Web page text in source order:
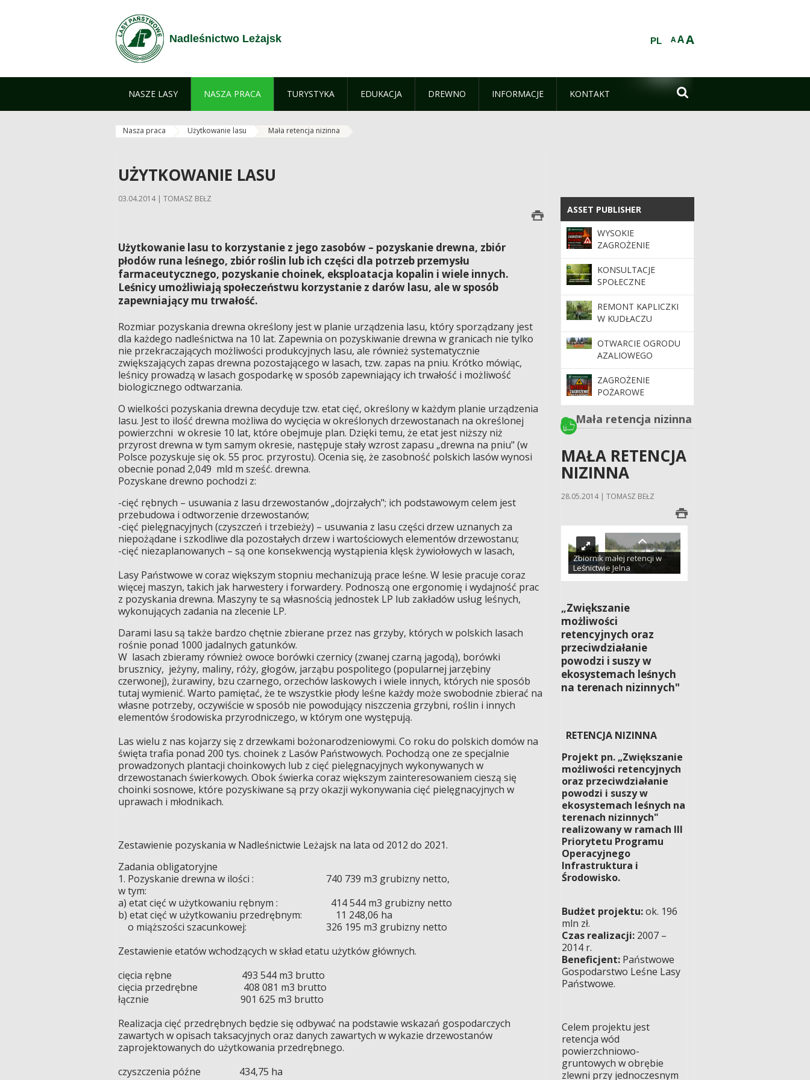
Nadleśnictwo Leżajsk AAA
PL
NASZE LASY NASZA PRACA TURYSTYKA EDUKACJA DREWNO INFORMACJE KONTAKT 
Nasza praca Użytkowanie lasu Mała retencja nizinna
UŻYTKOWANIE LASU
03.04.2014 | TOMASZ BEŁZ
Użytkowanie lasu to korzystanie z jego zasobów – pozyskanie drewna, zbiór
płodów runa leśnego, zbiór roślin lub ich części dla potrzeb przemysłu
farmaceutycznego, pozyskanie choinek, eksploatacja kopalin i wiele innych.
Leśnicy umożliwiają społeczeństwu korzystanie z darów lasu, ale w sposób
zapewniający mu trwałość.
Rozmiar pozyskania drewna określony jest w planie urządzenia lasu, który sporządzany jest
dla każdego nadleśnictwa na 10 lat. Zapewnia on pozyskiwanie drewna w granicach nie tylko
nie przekraczających możliwości produkcyjnych lasu, ale również systematycznie
zwiększających zapas drewna pozostającego w lasach, tzw. zapas na pniu. Krótko mówiąc,
leśnicy prowadzą w lasach gospodarkę w sposób zapewniający ich trwałość i możliwość
biologicznego odtwarzania.
O wielkości pozyskania drewna decyduje tzw. etat cięć, określony w każdym planie urządzenia
lasu. Jest to ilość drewna możliwa do wycięcia w określonych drzewostanach na określonej
powierzchni w okresie 10 lat, które obejmuje plan. Dzięki temu, że etat jest niższy niż
przyrost drewna w tym samym okresie, następuje stały wzrost zapasu „drewna na pniu" (w
Polsce pozyskuje się ok. 55 proc. przyrostu). Ocenia się, że zasobność polskich lasów wynosi
obecnie ponad 2,049 mld m sześć. drewna.
Pozyskane drewno pochodzi z:
-cięć rębnych – usuwania z lasu drzewostanów „dojrzałych"; ich podstawowym celem jest
przebudowa i odtworzenie drzewostanów;
-cięć pielęgnacyjnych (czyszczeń i trzebieży) – usuwania z lasu części drzew uznanych za
niepożądane i szkodliwe dla pozostałych drzew i wartościowych elementów drzewostanu;
-cięć niezaplanowanych – są one konsekwencją wystąpienia klęsk żywiołowych w lasach,
Lasy Państwowe w coraz większym stopniu mechanizują prace leśne. W lesie pracuje coraz
więcej maszyn, takich jak harwestery i forwardery. Podnoszą one ergonomię i wydajność prac
z pozyskania drewna. Maszyny te są własnością jednostek LP lub zakładów usług leśnych,
wykonujących zadania na zlecenie LP.
Darami lasu są także bardzo chętnie zbierane przez nas grzyby, których w polskich lasach
rośnie ponad 1000 jadalnych gatunków.
W lasach zbieramy również owoce borówki czernicy (zwanej czarną jagodą), borówki
brusznicy, jeżyny, maliny, róży, głogów, jarząbu pospolitego (popularnej jarzębiny
czerwonej), żurawiny, bzu czarnego, orzechów laskowych i wiele innych, których nie sposób
tutaj wymienić. Warto pamiętać, że te wszystkie płody leśne każdy może swobodnie zbierać na
własne potrzeby, oczywiście w sposób nie powodujący niszczenia grzybni, roślin i innych
elementów środowiska przyrodniczego, w którym one występują.
Las wielu z nas kojarzy się z drzewkami bożonarodzeniowymi. Co roku do polskich domów na
święta trafia ponad 200 tys. choinek z Lasów Państwowych. Pochodzą one ze specjalnie
prowadzonych plantacji choinkowych lub z cięć pielęgnacyjnych wykonywanych w
drzewostanach świerkowych. Obok świerka coraz większym zainteresowaniem cieszą się
choinki sosnowe, które pozyskiwane są przy okazji wykonywania cięć pielęgnacyjnych w
uprawach i młodnikach.
Zestawienie pozyskania w Nadleśnictwie Leżajsk na lata od 2012 do 2021.
Zadania obligatoryjne
1. Pozyskanie drewna w ilości : 740 739 m3 grubizny netto,
w tym:
a) etat cięć w użytkowaniu rębnym : 414 544 m3 grubizny netto
b) etat cięć w użytkowaniu przedrębnym: 11 248,06 ha
o miąższości szacunkowej: 326 195 m3 grubizny netto
Zestawienie etatów wchodzących w skład etatu użytków głównych.
cięcia rębne 493 544 m3 brutto
cięcia przedrębne 408 081 m3 brutto
łącznie 901 625 m3 brutto
Realizacja cięć przedrębnych będzie się odbywać na podstawie wskazań gospodarczych
zawartych w opisach taksacyjnych oraz danych zawartych w wykazie drzewostanów
zaprojektowanych do użytkowania przedrębnego.
czyszczenia późne 434,75 ha
ASSET PUBLISHER
ASSET PUBLISHER
WYSOKIE
ZAGROŻENIE
POŻAROWE!!!
KONSULTACJE
SPOŁECZNE
REMONT KAPLICZKI
W KUDŁACZU
OTWARCIE OGRODU
AZALIOWEGO
ZAGROŻENIE
POŻAROWE
Mała retencja nizinna
MAŁA RETENCJA
NIZINNA
28.05.2014 | TOMASZ BEŁZ
Zbiornik małej retencji w
Leśnictwie Jelna
„Zwiększanie
możliwości
retencyjnych oraz
przeciwdziałanie
powodzi i suszy w
ekosystemach leśnych
na terenach nizinnych"
RETENCJA NIZINNA
Projekt pn. „Zwiększanie
możliwości retencyjnych
oraz przeciwdziałanie
powodzi i suszy w
ekosystemach leśnych na
terenach nizinnych"
realizowany w ramach III
Priorytetu Programu
Operacyjnego
Infrastruktura i
Środowisko.
Budżet projektu:ok. 196
mln zł.
Czas realizacji: 2007 –
2014 r.
Beneficjent: Państwowe
Gospodarstwo Leśne Lasy
Państwowe.
Celem projektu jest
retencja wód
powierzchniowo-
gruntowych w obrębie
zlewni przy jednoczesnym